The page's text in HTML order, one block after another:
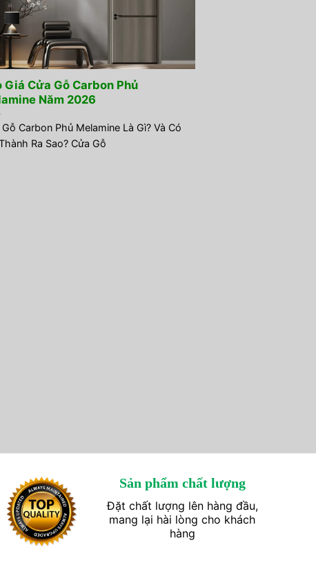
Giá Cửa Gỗ Carbon Phủ
Năm 2026
Gỗ Carbon Phủ Melamine Là Gì? Và Có
Ra Sao? Cửa Gỗ
Sản phẩm chất lượng
Đặt chất lượng lên hàng đầu,
mang lại hài lòng cho khách
hàng